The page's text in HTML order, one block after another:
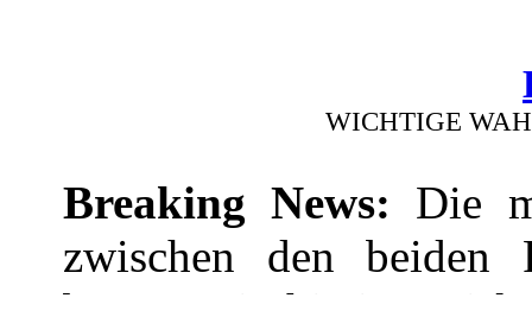
WICHTIGE
Breaking News: Die
zwischen den beiden
bevor! Die hitzige